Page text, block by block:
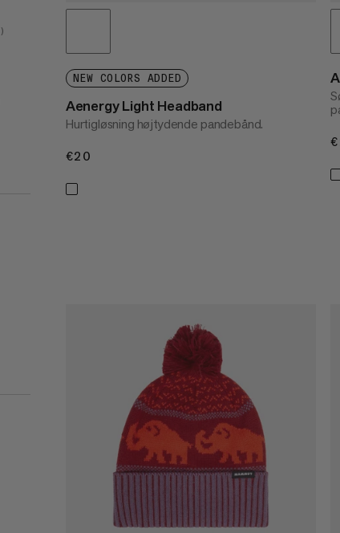
)
NEW COLORS ADDED
Aenergy Light Headband
Hurtigløsning højtydende pandebånd.
€20